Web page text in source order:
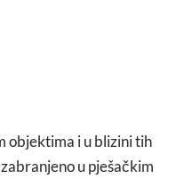
objektima i u blizini tih
u pješačkim